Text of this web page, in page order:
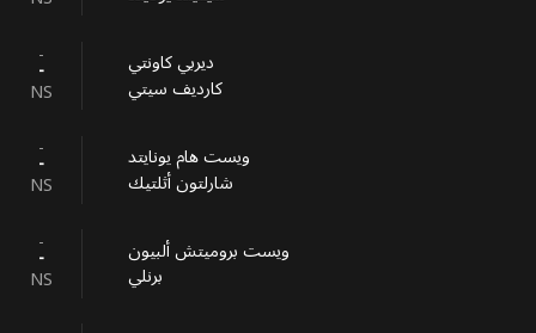
--
NS
ديربي كاونتي
كارديف سيتي
--
NS
ويست هام يونايتد
شارلتون أثلتيك
--
NS
ويست بروميتش ألبيون
برنلي